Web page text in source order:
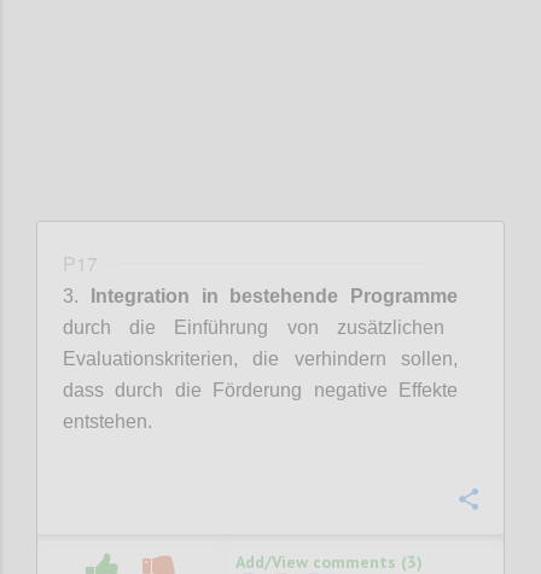
P17
3. Integration in bestehende Programme
durch die Einführung von zusätzlichen
Evaluationskriterien, die verhindern sollen,
dass durch die Förderung negative Effekte
entstehen.
Add/View comments (3)